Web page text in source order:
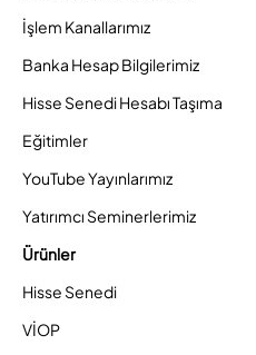
İşlem Kanallarımız
Banka Hesap Bilgilerimiz
Hisse Senedi Hesabı Taşıma
Eğitimler
YouTube Yayınlarımız
Yatırımcı Seminerlerimiz
Ürünler
Hisse Senedi
VİOP